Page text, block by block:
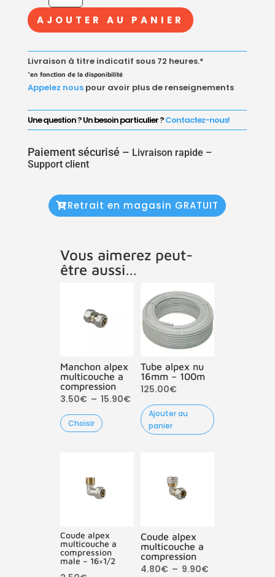
TÉ
MULTICOUCHE
À
SERTIR
RÉDUIT
AJOUTER AU PANIER
Livraison à titre indicatif sous 72 heures.*
*en fonction de la disponibilité
Appelez nouspour avoir plus de renseignements
Une question ? Un besoin particulier ?Contactez-nous!
Paiement sécurisé – Livraison rapide –
Support client
Retrait en magasin GRATUIT
Vous aimerez peut-
être aussi…
Manchon alpex
multicouche a
compression
3.50€ – 15.90€Plage
de
prix :
Choisir
Tube alpex nu
16mm – 100m
125.00€
Ajouter au
panier
Coude alpex
multicouche a
compression
male – 16×1/2
Coude alpex
multicouche a
compression
4.80€ – 9.90€Plage